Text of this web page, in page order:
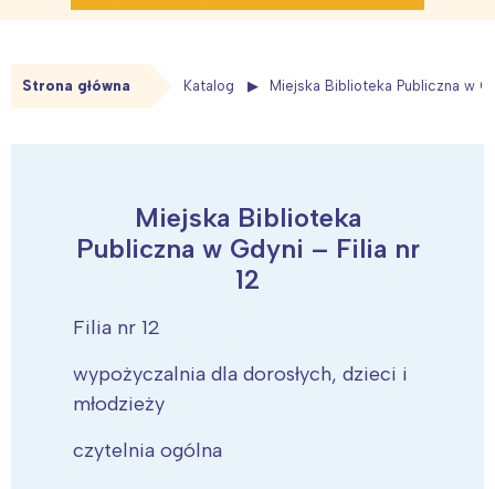
Strona główna Katalog Miejska Biblioteka Publiczna w
Miejska Biblioteka
Publiczna w Gdyni – Filia nr
12
Filia nr 12
wypożyczalnia dla dorosłych, dzieci i
młodzieży
czytelnia ogólna